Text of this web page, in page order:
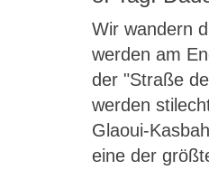
Wir wandern
werden am
der "Straße
werden
Glaoui-
eine der